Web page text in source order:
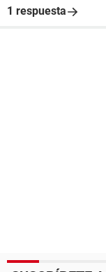
1 respuesta